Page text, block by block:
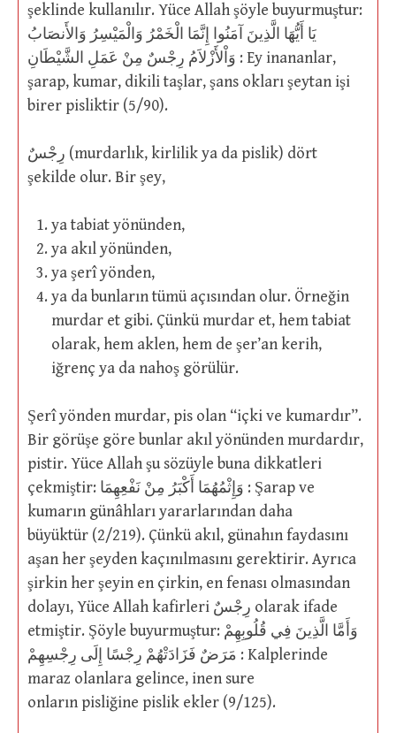
şeklinde kullanılır. Yüce Allah şöyle buyurmuştur:
يَا أَيُّهَا الَّذِينَ آمَنُوا إِنَّمَا الْخَمْرُ وَالْمَيْسِرُ وَالأَنصَابُ
وَاْلأَزْلاَمُ رِجْسٌ مِنْ عَمَلِ الشَّيْطَانِ : Ey inananlar,
şarap, kumar, dikili taşlar, şans okları şeytan işi
birer pisliktir (5/90).
رِجْسٌ (murdarlık, kirlilik ya da pislik) dört
şekilde olur. Bir şey,
ya tabiat yönünden,
ya akıl yönünden,
ya şerî yönden,
ya da bunların tümü açısından olur. Örneğin
murdar et gibi. Çünkü murdar et, hem tabiat
olarak, hem aklen, hem de şer’an kerih,
iğrenç ya da nahoş görülür.
Şerî yönden murdar, pis olan “içki ve kumardır”.
Bir görüşe göre bunlar akıl yönünden murdardır,
pistir. Yüce Allah şu sözüyle buna dikkatleri
çekmiştir: وَإِثْمُهُمَا أَكْبَرُ مِنْ نَفْعِهِمَا : Şarap ve
kumarın günâhları yararlarından daha
büyüktür (2/219). Çünkü akıl, günahın faydasını
aşan her şeyden kaçınılmasını gerektirir. Ayrıca
şirkin her şeyin en çirkin, en fenası olmasından
dolayı, Yüce Allah kafirleri رِجْسٌ olarak ifade
etmiştir. Şöyle buyurmuştur: وَأَمَّا الَّذِينَ فِي قُلُوبِهِمْ
مَرَضٌ فَزَادَتْهُمْ رِجْسًا إِلَى رِجْسِهِمْ : Kalplerinde
maraz olanlara gelince, inen sure
onların pisliğine pislik ekler (9/125).